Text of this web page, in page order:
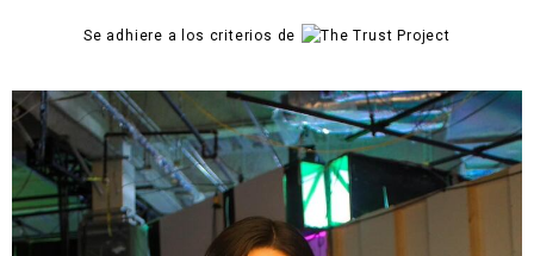
Se adhiere a los criterios de